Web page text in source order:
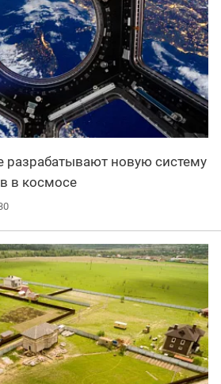
разрабатывают новую систему
в космосе